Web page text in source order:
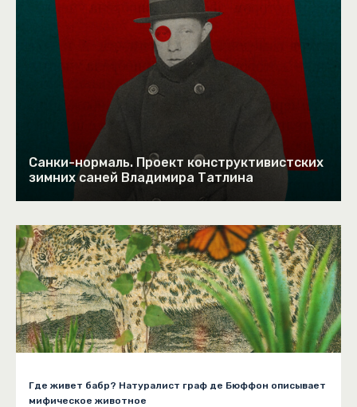
Санки-нормаль. Проект конструктивистских
зимних саней Владимира Татлина
Где живет бабр? Натуралист граф де Бюффон описывает
мифическое животное